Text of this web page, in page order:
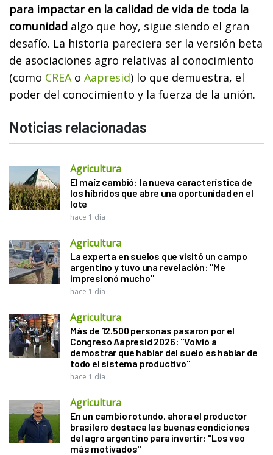
para impactar en la calidad de vida de toda la
comunidad algo que hoy, sigue siendo el gran
desafío. La historia pareciera ser la versión beta
de asociaciones agro relativas al conocimiento
(como CREAo Aapresid) lo que demuestra, el
poder del conocimiento y la fuerza de la unión.
Noticias relacionadas
Agricultura
El maíz cambió: la nueva característica de
los híbridos que abre una oportunidad en el
lote
hace 1 día
Agricultura
La experta en suelos que visitó un campo
argentino y tuvo una revelación: "Me
impresionó mucho"
hace 1 día
Agricultura
Más de 12.500 personas pasaron por el
Congreso Aapresid 2026: "Volvió a
demostrar que hablar del suelo es hablar de
todo el sistema productivo"
hace 1 día
Agricultura
En un cambio rotundo, ahora el productor
brasilero destaca las buenas condiciones
del agro argentino para invertir: "Los veo
más motivados"